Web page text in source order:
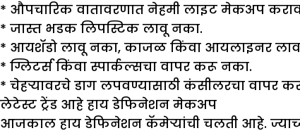
* औपचारिक वातावरणात नेहमी लाइट मेकअप
* जास्त भडक लिपस्टिक लावू नका.
* आयशॅडो लावू नका, काजळ किंवा आयलाइनर
* ग्लिटर्स किंवा स्पार्कल्सचा वापर करू नका.
* चेहऱ्यावरचे डाग लपवण्यासाठी कंसीलरचा वापर
लेटेस्ट ट्रेंड आहे हाय डेफिनेशन मेकअप
आजकाल हाय डेफिनेशन कॅमेऱ्यांची चलती आहे.